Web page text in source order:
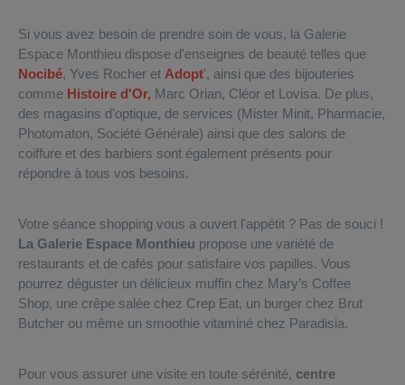
Si vous avez besoin de prendre soin de vous, la Galerie
Espace Monthieu dispose d'enseignes de beauté telles que
Nocibé, Yves Rocher et Adopt', ainsi que des bijouteries
comme Histoire d'Or, Marc Orian, Cléor et Lovisa. De plus,
des magasins d'optique, de services (Mister Minit, Pharmacie,
Photomaton, Société Générale) ainsi que des salons de
coiffure et des barbiers sont également présents pour
répondre à tous vos besoins.
Votre séance shopping vous a ouvert l'appétit ? Pas de souci !
La Galerie Espace Monthieu propose une variété de
restaurants et de cafés pour satisfaire vos papilles. Vous
pourrez déguster un délicieux muffin chez Mary’s Coffee
Shop, une crêpe salée chez Crep Eat, un burger chez Brut
Butcher ou même un smoothie vitaminé chez Paradisia.
Pour vous assurer une visite en toute sérénité, centre